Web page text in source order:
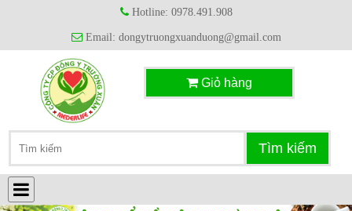
Hotline: 0978.491.908
Email: dongytruongxuanduong@gmail.com
Giỏ hàng